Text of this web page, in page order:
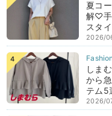
夏コ
解♡手
スタ
2026/
しま
から
テム5
2026/